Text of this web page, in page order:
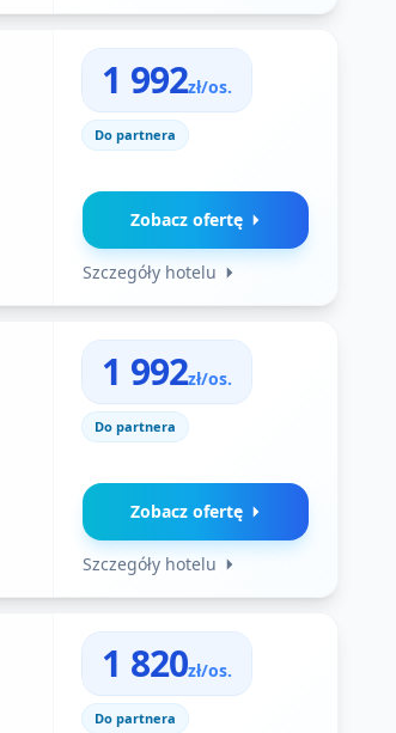
1 992zł/os.
Do partnera
Zobacz ofertę
Szczegóły hotelu
1 992zł/os.
Do partnera
Zobacz ofertę
Szczegóły hotelu
1 820zł/os.
Do partnera